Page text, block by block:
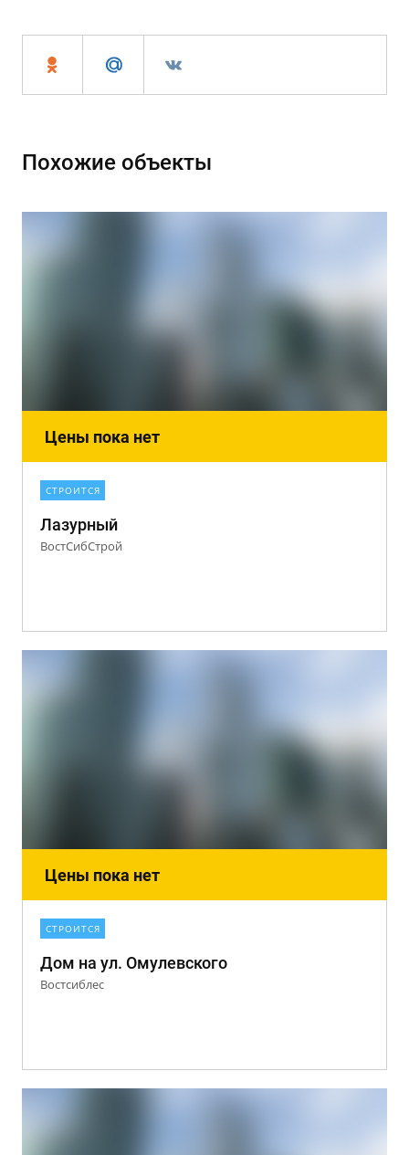
Похожие объекты
Цены пока нет
СТРОИТСЯ
Лазурный
ВостСибСтрой
Цены пока нет
СТРОИТСЯ
Дом на ул. Омулевского
Востсиблес